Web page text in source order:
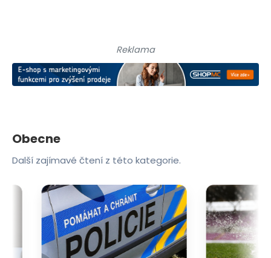
Reklama
Obecne
Další zajímavé čtení z této kategorie.